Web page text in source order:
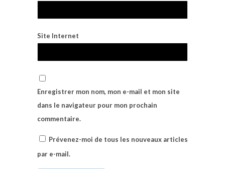
Site Internet
Enregistrer mon nom, mon e-mail et mon site
dans le navigateur pour mon prochain
commentaire.
Prévenez-moi de tous les nouveaux articles
par e-mail.